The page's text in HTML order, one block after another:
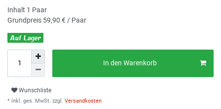
Inhalt 1 Paar
Grundpreis 59,90 € / Paar
Auf Lager
In den Warenkorb
Wunschliste
* inkl. ges. MwSt. zzgl. Versandkosten